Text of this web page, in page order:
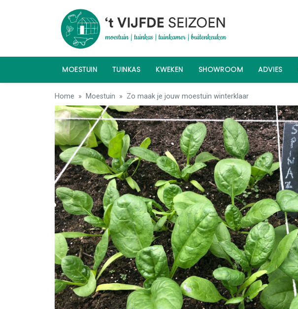
MOESTUIN TUINKAS KWEKEN SHOWROOM ADVIES
Home Moestuin Zo maak je jouw moestuin winterklaar